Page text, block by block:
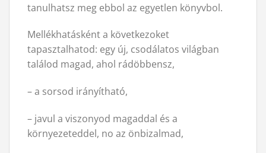
tanulhatsz meg ebbol az egyetlen könyvbol.
Mellékhatásként a következoket
tapasztalhatod: egy új, csodálatos világban
találod magad, ahol rádöbbensz,
– a sorsod irányítható,
– javul a viszonyod magaddal és a
környezeteddel, no az önbizalmad,